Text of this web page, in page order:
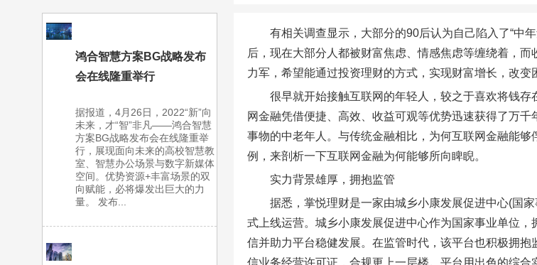
鸿合智慧方案BG战略发布
会在线隆重举行
据报道，4月26日，2022“新”向
未来，才“智”非凡——鸿合智慧
方案BG战略发布会在线隆重举
行，展现面向未来的高校智慧教
室、智慧办公场景与数字新媒体
空间。优势资源+丰富场景的双
向赋能，必将爆发出巨大的力
量。 发布...
有相关调查显示，大部分的90后认为自己陷入了“中
后，现在大部分人都被财富焦虑、情感焦虑等缠绕着，
力军，希望能通过投资理财的方式，实现财富增长，改变
很早就开始接触互联网的年轻人，较之于喜欢将钱
网金融凭借便捷、高效、收益可观等优势迅速获得了万
事物的中老年人。与传统金融相比，为何互联网金融能
例，来剖析一下互联网金融为何能够所向睥睨。
实力背景雄厚，拥抱监管
据悉，掌悦理财是一家由城乡小康发展促进中心(国
式上线运营。城乡小康发展促进中心作为国家事业单位
信并助力平台稳健发展。在监管时代，该平台也积极拥
信业务经营许可证，合规更上一层楼。平台用出色的综